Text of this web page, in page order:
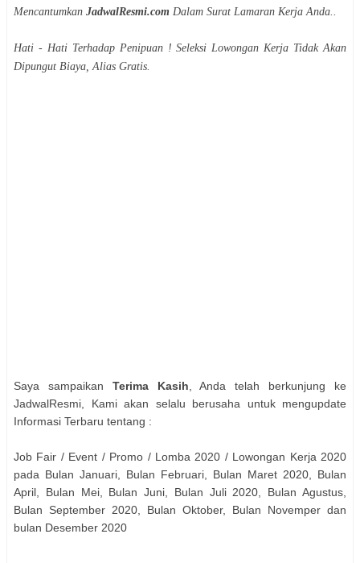
Mencantumkan JadwalResmi.com Dalam Surat Lamaran Kerja Anda..
Hati - Hati Terhadap Penipuan ! Seleksi Lowongan Kerja Tidak Akan
Dipungut Biaya, Alias Gratis.
Saya sampaikan Terima Kasih , Anda telah berkunjung ke
JadwalResmi, Kami akan selalu berusaha untuk mengupdate
Informasi Terbaru tentang :
Job Fair / Event / Promo / Lomba 2020 / Lowongan Kerja 2020
pada Bulan Januari, Bulan Februari, Bulan Maret 2020, Bulan
April, Bulan Mei, Bulan Juni, Bulan Juli 2020, Bulan Agustus,
Bulan September 2020, Bulan Oktober, Bulan Novemper dan
bulan Desember 2020